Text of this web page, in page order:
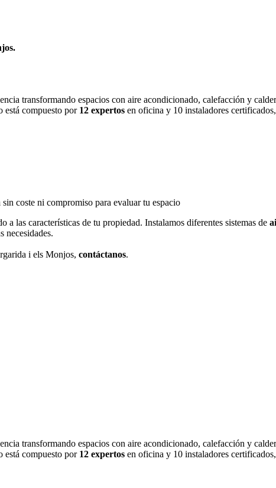
transformando espacios con aire acondicionado, calefacción y
está compuesto por 12 expertos en oficina y 10 instaladores
coste ni compromiso para evaluar tu espacio
a las características de tu propiedad. Instalamos diferentes sistemas de
necesidades.
i els Monjos, contáctanos.
transformando espacios con aire acondicionado, calefacción y
está compuesto por 12 expertos en oficina y 10 instaladores